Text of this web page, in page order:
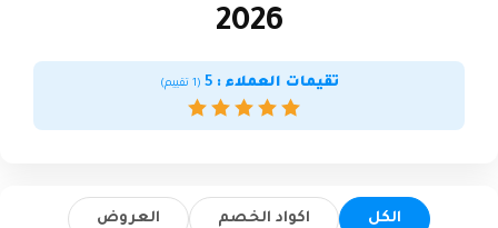
2026
تقيمات العملاء :5
(
1 تقييم)
الكل اكواد الخصم العروض